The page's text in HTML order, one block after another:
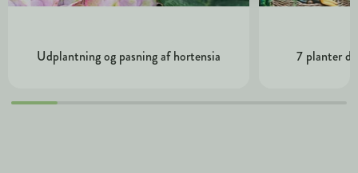
Udplantning og pasning af hortensia 7 planter